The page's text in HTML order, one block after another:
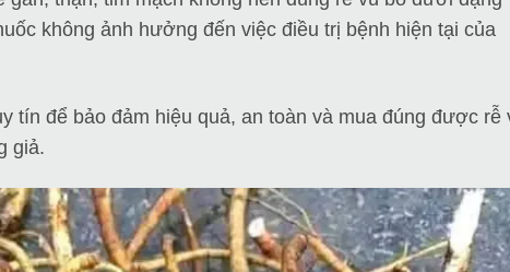
không ảnh hưởng đến việc điều trị bệnh hiện tại của
tín để bảo đảm hiệu quả, an toàn và mua đúng được rễ
giả.